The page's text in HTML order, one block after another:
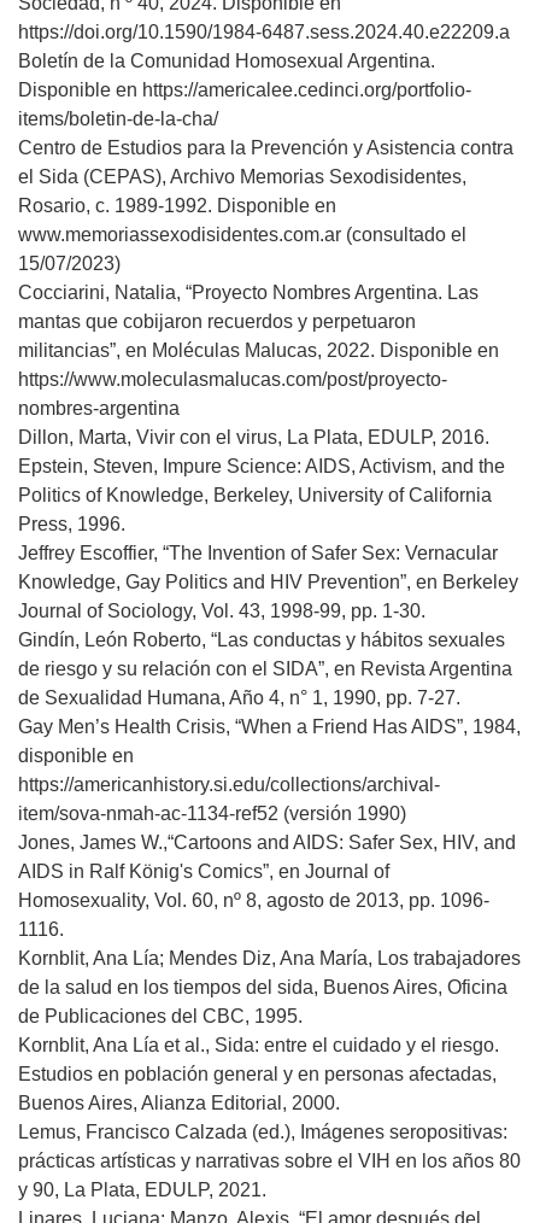
https://doi.org/10.1590/1984-6487.sess.2024.40.e22209.a
Boletín de la Comunidad Homosexual Argentina.
Disponible en https://americalee.cedinci.org/portfolio-
items/boletin-de-la-cha/
Centro de Estudios para la Prevención y Asistencia contra
el Sida (CEPAS), Archivo Memorias Sexodisidentes,
Rosario, c. 1989-1992. Disponible en
www.memoriassexodisidentes.com.ar (consultado el
15/07/2023)
Cocciarini, Natalia, “Proyecto Nombres Argentina. Las
mantas que cobijaron recuerdos y perpetuaron
militancias”, en Moléculas Malucas, 2022. Disponible en
https://www.moleculasmalucas.com/post/proyecto-
nombres-argentina
Dillon, Marta, Vivir con el virus, La Plata, EDULP, 2016.
Epstein, Steven, Impure Science: AIDS, Activism, and the
Politics of Knowledge, Berkeley, University of California
Press, 1996.
Jeffrey Escoffier, “The Invention of Safer Sex: Vernacular
Knowledge, Gay Politics and HIV Prevention”, en Berkeley
Journal of Sociology, Vol. 43, 1998-99, pp. 1-30.
Gindín, León Roberto, “Las conductas y hábitos sexuales
de riesgo y su relación con el SIDA”, en Revista Argentina
de Sexualidad Humana, Año 4, n° 1, 1990, pp. 7-27.
Gay Men’s Health Crisis, “When a Friend Has AIDS”, 1984,
disponible en
https://americanhistory.si.edu/collections/archival-
item/sova-nmah-ac-1134-ref52 (versión 1990)
Jones, James W.,“Cartoons and AIDS: Safer Sex, HIV, and
AIDS in Ralf König's Comics”, en Journal of
Homosexuality, Vol. 60, nº 8, agosto de 2013, pp. 1096-
1116.
Kornblit, Ana Lía; Mendes Diz, Ana María, Los trabajadores
de la salud en los tiempos del sida, Buenos Aires, Oficina
de Publicaciones del CBC, 1995.
Kornblit, Ana Lía et al., Sida: entre el cuidado y el riesgo.
Estudios en población general y en personas afectadas,
Buenos Aires, Alianza Editorial, 2000.
Lemus, Francisco Calzada (ed.), Imágenes seropositivas:
prácticas artísticas y narrativas sobre el VIH en los años 80
y 90, La Plata, EDULP, 2021.